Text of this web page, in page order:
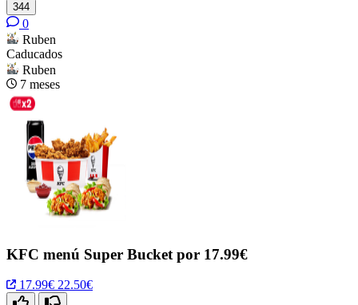
344
0
Ruben
Caducados
Ruben
7 meses
KFC menú Super Bucket por 17.99€
17.99€ 22.50€